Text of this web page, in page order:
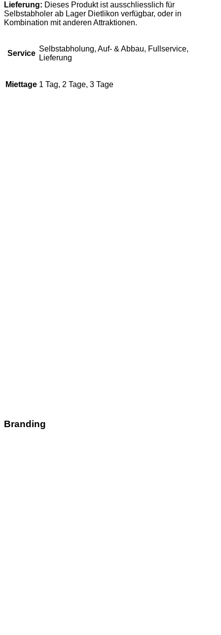
Lieferung: Dieses Produkt ist ausschliesslich für
Selbstabholer ab Lager Dietlikon verfügbar, oder in
Kombination mit anderen Attraktionen.
Service
Selbstabholung, Auf- & Abbau, Fullservice,
Lieferung
Miettage 1 Tag, 2 Tage, 3 Tage
Branding